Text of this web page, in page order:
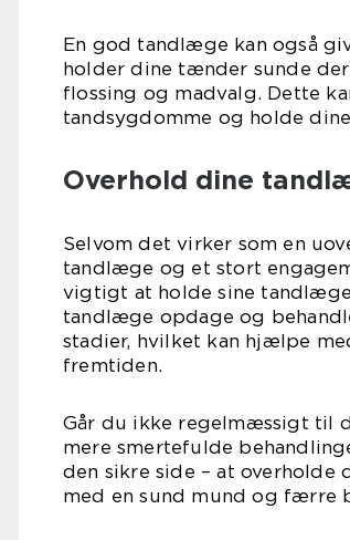
En god tandlæge kan også
holder dine tænder sunde
flossing og madvalg. Dette
tandsygdomme og holde
Overhold dine
Selvom det virker som en
tandlæge og et stort
vigtigt at holde sine
tandlæge opdage og
stadier, hvilket kan hjælpe
fremtiden.
Går du ikke regelmæssigt til
mere smertefulde
den sikre side – at
med en sund mund og færre